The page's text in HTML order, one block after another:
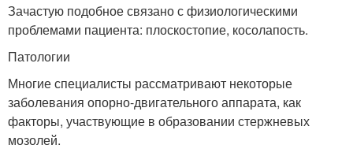
Зачастую подобное связано с физиологическими
проблемами пациента: плоскостопие, косолапость.
Патологии
Многие специалисты рассматривают некоторые
заболевания опорно-двигательного аппарата, как
факторы, участвующие в образовании стержневых
мозолей.